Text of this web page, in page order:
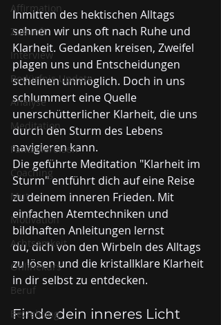
Affirmation
Zukunft
Interview
Bedürfnis Update
Analyse
Meditation
Fantasiereisen
Coaching
Mut
Motivation
Achtsamkeit
Onlinekurs
Beruf
Beziehung
Inmitten des hektischen Alltags
sehnen wir uns oft nach Ruhe und
Klarheit. Gedanken kreisen, Zweifel
plagen uns und Entscheidungen
scheinen unmöglich. Doch in uns
schlummert eine Quelle
unerschütterlicher Klarheit, die uns
durch den Sturm des Lebens
navigieren kann.
Die geführte Meditation "Klarheit im
Sturm" entführt dich auf eine Reise
zu deinem inneren Frieden. Mit
einfachen Atemtechniken und
bildhaften Anleitungen lernst
du, dich von den Wirbeln des Alltags
zu lösen und die kristallklare Klarheit
in dir selbst zu entdecken.
Finde dein inneres Licht